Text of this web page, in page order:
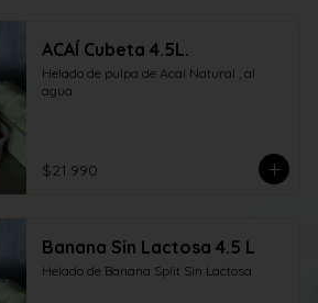
ACAÍ Cubeta 4.5L.
Helado de pulpa de Acaí Natural , al
agua
$21.990
Banana Sin Lactosa 4.5 L
Helado de Banana Split Sin Lactosa